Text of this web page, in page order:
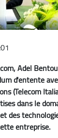
Adel
d'entente
(Telecom
dans le
des
entreprise.